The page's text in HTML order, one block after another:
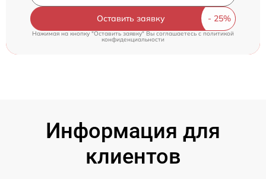
Оставить заявку
Нажимая на кнопку "Оставить заявку" Вы соглашаетесь cполитикой
конфиденциальности
Информация для
клиентов